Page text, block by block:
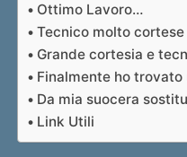
Ottimo Lavoro…
Tecnico molto cortese
Grande cortesia e
Finalmente ho
Da mia suocera
Link Utili